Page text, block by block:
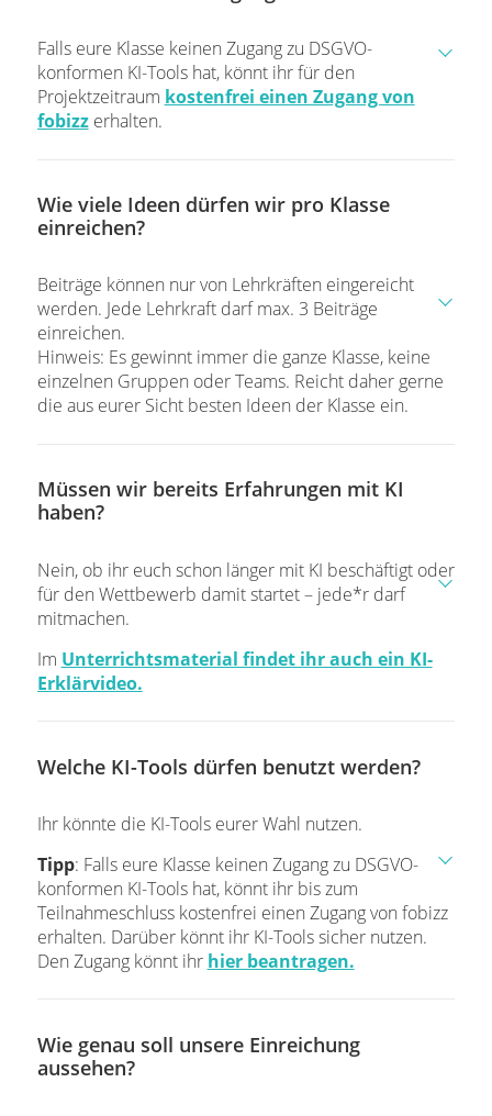
Falls eure Klasse keinen Zugang zu DSGVO-
konformen KI-Tools hat, könnt ihr für den
Projektzeitraum kostenfrei einen Zugang von
fobizzerhalten.
Wie viele Ideen dürfen wir pro Klasse
einreichen?
Beiträge können nur von Lehrkräften eingereicht
werden. Jede Lehrkraft darf max. 3 Beiträge
einreichen.
Hinweis: Es gewinnt immer die ganze Klasse, keine
einzelnen Gruppen oder Teams. Reicht daher gerne
die aus eurer Sicht besten Ideen der Klasse ein.
Müssen wir bereits Erfahrungen mit KI
haben?
Nein, ob ihr euch schon länger mit KI beschäftigt oder
für den Wettbewerb damit startet – jede*r darf
mitmachen.
Im Unterrichtsmaterial findet ihr auch ein KI-
Erklärvideo.
Welche KI-Tools dürfen benutzt werden?
Ihr könnte die KI-Tools eurer Wahl nutzen.
Tipp: Falls eure Klasse keinen Zugang zu DSGVO-
konformen KI-Tools hat, könnt ihr bis zum
Teilnahmeschluss kostenfrei einen Zugang von fobizz
erhalten. Darüber könnt ihr KI-Tools sicher nutzen.
Den Zugang könnt ihr hier beantragen.
Wie genau soll unsere Einreichung
aussehen?